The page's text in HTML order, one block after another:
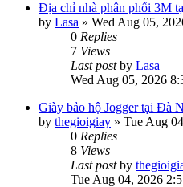
Địa chỉ nhà phân phối 3M
by Lasa » Wed Aug 05,
0 Replies
7 Views
Last postby Lasa
Wed Aug 05, 2026
Giày bảo hộ Jogger tại Đà
by thegioigiay » Tue Aug
0 Replies
8 Views
Last postby
Tue Aug 04, 2026